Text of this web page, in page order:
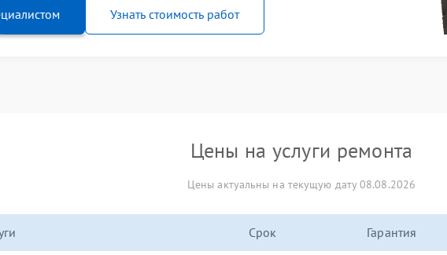
Узнать стоимость работ
Цены на услуги ремонта
Цены актуальны на текущую дату 08.08.2026
Срок Гарантия